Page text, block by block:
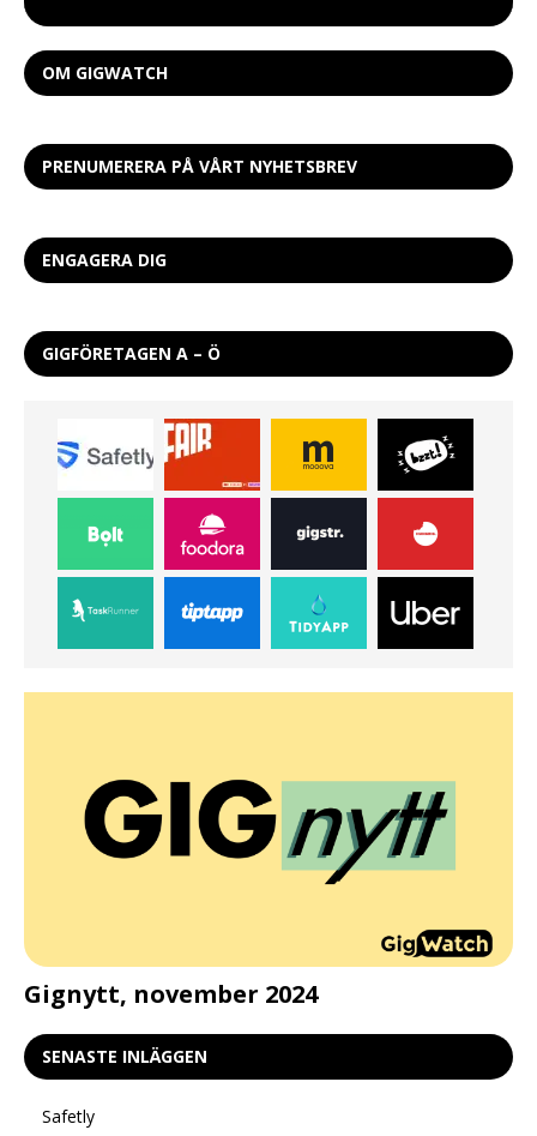
OM GIGWATCH
PRENUMERERA PÅ VÅRT NYHETSBREV
ENGAGERA DIG
GIGFÖRETAGEN A – Ö
Gignytt, november 2024
SENASTE INLÄGGEN
Safetly